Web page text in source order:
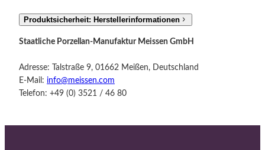
Produktsicherheit: Herstellerinformationen
Staatliche Porzellan-Manufaktur Meissen GmbH
Adresse: Talstraße 9, 01662 Meißen, Deutschland
E-Mail: info@meissen.com
Telefon: +49 (0) 3521 / 46 80